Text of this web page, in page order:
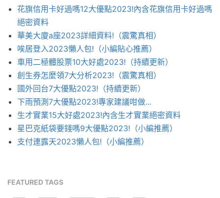
花旗信用卡好過嗎12大優點2023!內含花旗信用卡好過嗎
絕密資料
華美大廈a座2023詳細資料!（震驚真相）
唉居登入2023懶人包!（小編貼心推薦）
車用二極體股票10大好處2023!（持續更新）
創生券怎麼領7大分析2023!（震驚真相）
國外回台7大優點2023!（持續更新）
下雨預測7大優點2023!專家建議咁做...
生才實業15大好處2023!內含生才實業絕密資料
星巴克紙袋要錢嗎9大優點2023!（小編推薦）
支付連露天2023懶人包!（小編推薦）
FEATURED TAGS